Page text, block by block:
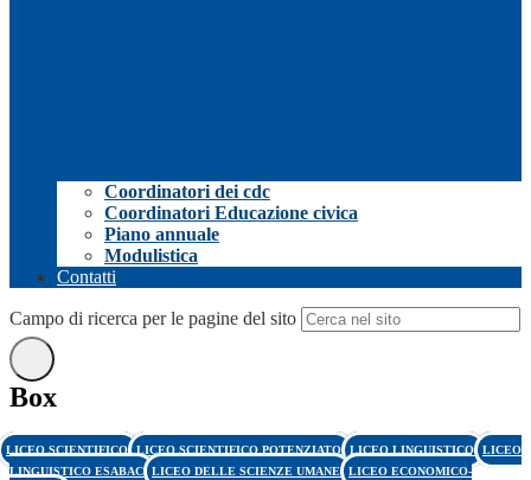
Coordinatori dei cdc
Coordinatori Educazione civica
Piano annuale
Modulistica
Contatti
Campo di ricerca per le pagine del sito
Box
LICEO SCIENTIFICO LICEO SCIENTIFICO POTENZIATO LICEO LINGUISTICO LICEO
LINGUISTICO ESABAC LICEO DELLE SCIENZE UMANE LICEO ECONOMICO-